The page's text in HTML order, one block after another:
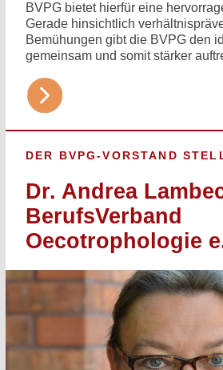
BVPG bietet hierfür eine
Gerade hinsichtlich
Bemühungen gibt die BVPG den
gemeinsam und somit stärker
DER BVPG-VORSTAND
Dr. Andrea
BerufsVerband
Oecotrophologie